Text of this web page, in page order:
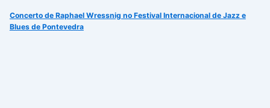
Concerto de Raphael Wressnig no Festival Internacional de Jazz e
Blues de Pontevedra